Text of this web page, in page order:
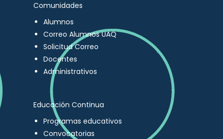
Comunidades
Alumnos
Correo Alumnos UAQ
Solicitud Correo
Docentes
Administrativos
Educación Continua
Programas educativos
Convocatorias